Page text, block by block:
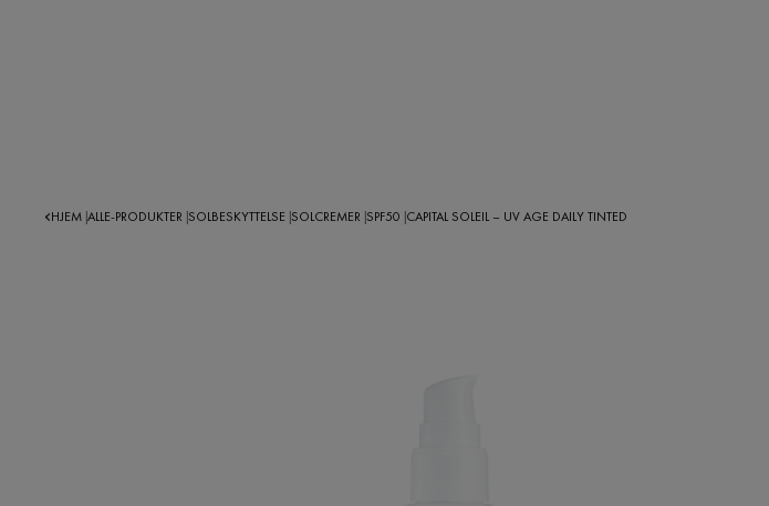
HJEM ALLE-PRODUKTER SOLBESKYTTELSE SOLCREMER SPF50 CAPITAL SOLEIL – UV AGE DAILY TINTED